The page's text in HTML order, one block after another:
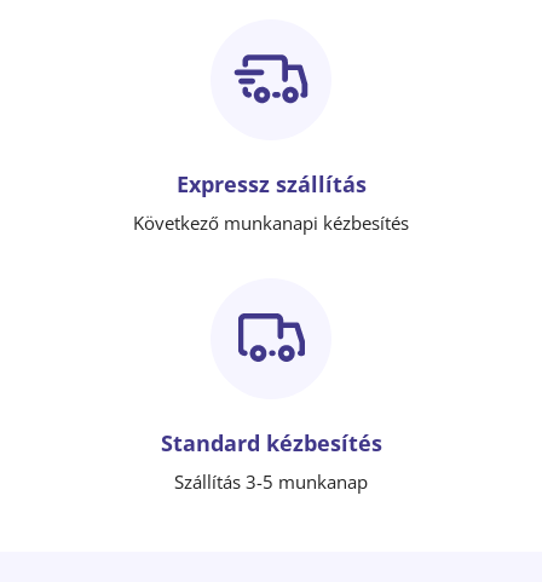
Expressz szállítás
Következő munkanapi kézbesítés
Standard kézbesítés
Szállítás 3-5 munkanap